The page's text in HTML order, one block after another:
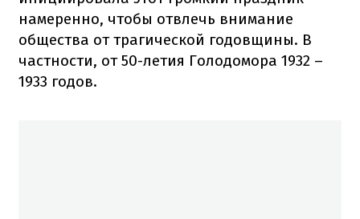
намеренно, чтобы отвлечь внимание
общества от трагической годовщины. В
частности, от 50-летия Голодомора 1932 –
1933 годов.